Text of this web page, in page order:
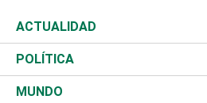
ACTUALIDAD
Nacional
Ciudad
POLÍTICA
Partidos
MUNDO